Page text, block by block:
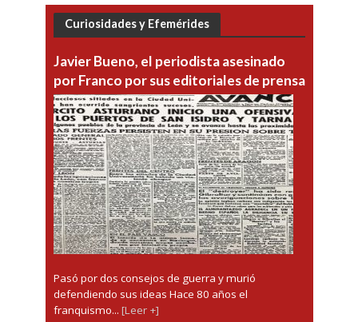
Curiosidades y Efemérides
Javier Bueno, el periodista asesinado
por Franco por sus editoriales de prensa
Pasó por dos consejos de guerra y murió
defendiendo sus ideas Hace 80 años el
franquismo... [Leer +]